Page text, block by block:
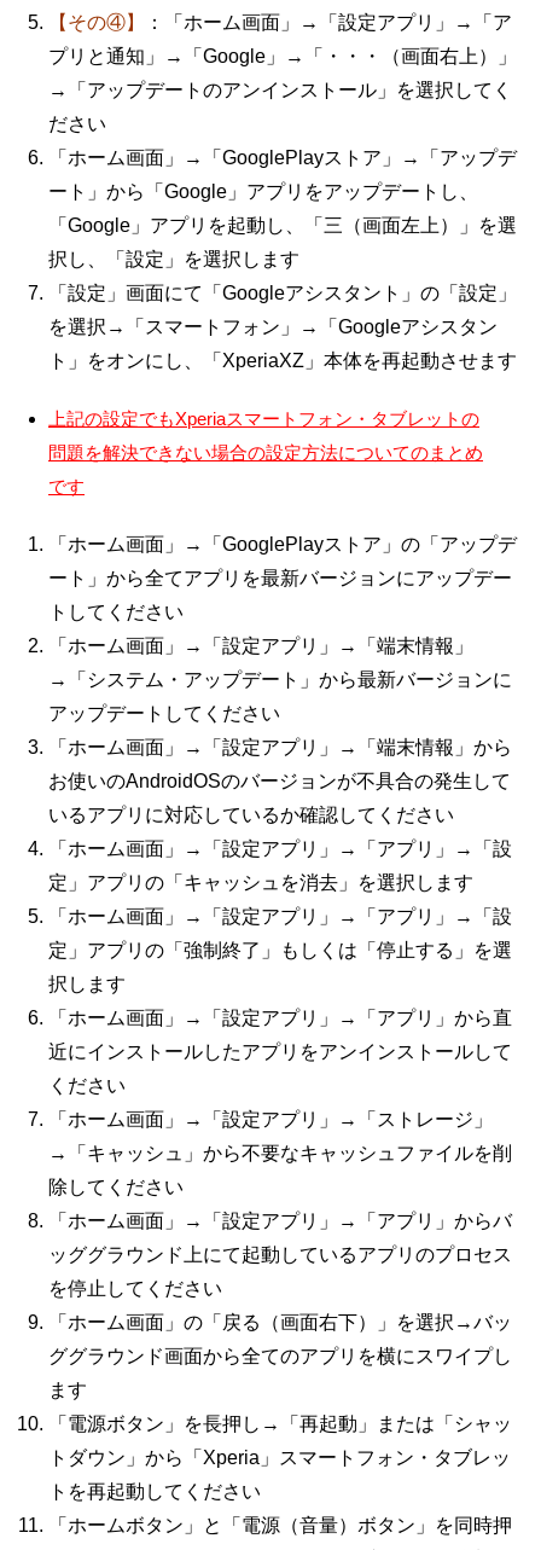
【その④】
：「ホーム画面」→「設定アプリ」→「ア
プリと通知」→「Google」→「・・・（画面右上）」
→「アップデートのアンインストール」を選択してく
ださい
「ホーム画面」→「GooglePlayストア」→「アップデ
ート」から「Google」アプリをアップデートし、
「Google」アプリを起動し、「三（画面左上）」を選
択し、「設定」を選択します
「設定」画面にて「Googleアシスタント」の「設定」
を選択→「スマートフォン」→「Googleアシスタン
ト」をオンにし、「XperiaXZ」本体を再起動させます
上記の設定でもXperiaスマートフォン・タブレットの
問題を解決できない場合の設定方法についてのまとめ
です
「ホーム画面」→「GooglePlayストア」の「アップデ
ート」から全てアプリを最新バージョンにアップデー
トしてください
「ホーム画面」→「設定アプリ」→「端末情報」
→「システム・アップデート」から最新バージョンに
アップデートしてください
「ホーム画面」→「設定アプリ」→「端末情報」から
お使いのAndroidOSのバージョンが不具合の発生して
いるアプリに対応しているか確認してください
「ホーム画面」→「設定アプリ」→「アプリ」→「設
定」アプリの「キャッシュを消去」を選択します
「ホーム画面」→「設定アプリ」→「アプリ」→「設
定」アプリの「強制終了」もしくは「停止する」を選
択します
「ホーム画面」→「設定アプリ」→「アプリ」から直
近にインストールしたアプリをアンインストールして
ください
「ホーム画面」→「設定アプリ」→「ストレージ」
→「キャッシュ」から不要なキャッシュファイルを削
除してください
「ホーム画面」→「設定アプリ」→「アプリ」からバ
ッググラウンド上にて起動しているアプリのプロセス
を停止してください
「ホーム画面」の「戻る（画面右下）」を選択→バッ
ググラウンド画面から全てのアプリを横にスワイプし
ます
「電源ボタン」を長押し→「再起動」または「シャッ
トダウン」から「Xperia」スマートフォン・タブレッ
トを再起動してください
「ホームボタン」と「電源（音量）ボタン」を同時押